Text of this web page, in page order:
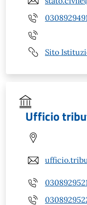
0308929491
Sito
Ufficio
0308929521